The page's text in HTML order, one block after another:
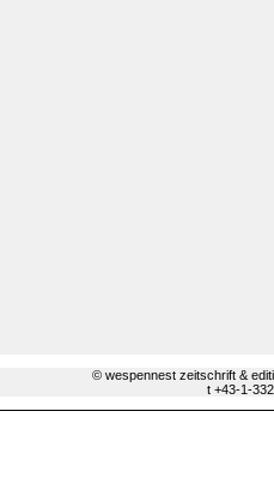
© wespennest zeitschrift &
t +43-1-